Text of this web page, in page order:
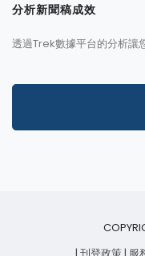
分析新聞稿成效
透過Trek數據平台的分析讓